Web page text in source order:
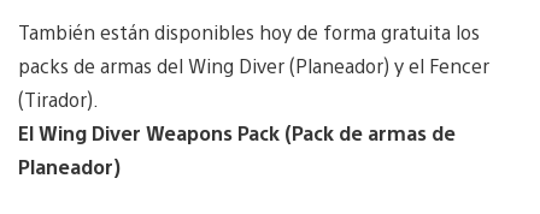
También están disponibles hoy de forma gratuita los
packs de armas del Wing Diver (Planeador) y el Fencer
(Tirador).
El Wing Diver Weapons Pack (Pack de armas de
Planeador)